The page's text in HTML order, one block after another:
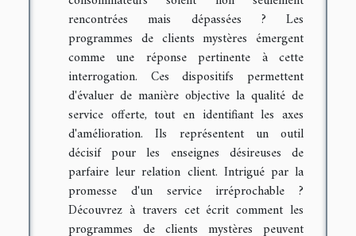
rencontrées mais dépassées ? Les
programmes de clients mystères émergent
comme une réponse pertinente à cette
interrogation. Ces dispositifs permettent
d'évaluer de manière objective la qualité de
service offerte, tout en identifiant les axes
d'amélioration. Ils représentent un outil
décisif pour les enseignes désireuses de
parfaire leur relation client. Intrigué par la
promesse d'un service irréprochable ?
Découvrez à travers cet écrit comment les
programmes de clients mystères peuvent